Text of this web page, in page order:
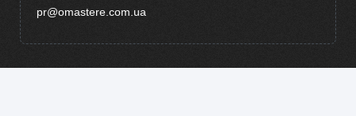
pr@omastere.com.ua